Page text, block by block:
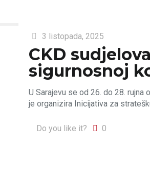
3 listopada, 2025
CKD
sigurnosnoj
U Sarajevu se od 26. do 28.
je organizira Inicijativa za
Do you like it? 0